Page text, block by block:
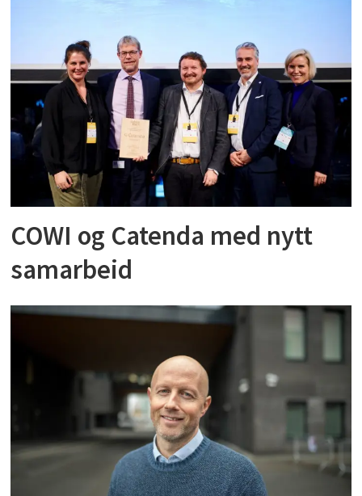
COWI og Catenda med nytt
samarbeid